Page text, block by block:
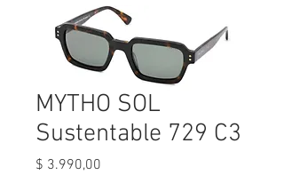
MYTHO SOL
Sustentable 729 C3
$ 3.990,00